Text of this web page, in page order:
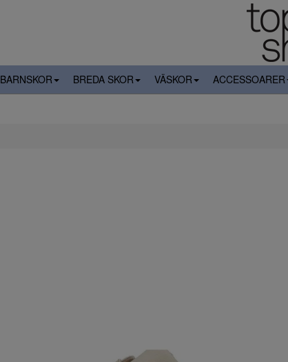
BARNSKOR BREDA SKOR VÄSKOR ACCESSOARER